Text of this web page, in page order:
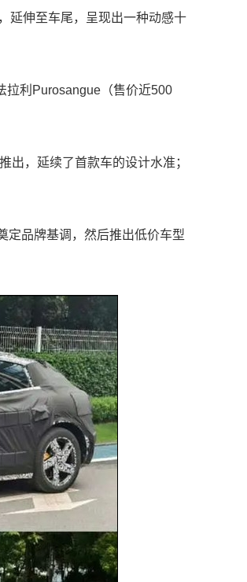
延伸至车尾，呈现出一种动感十
拉利Purosangue（售价近500
出，延续了首款车的设计水准；
定品牌基调，然后推出低价车型